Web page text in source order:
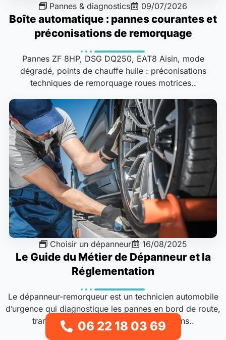
Pannes & diagnostics 09/07/2026
Boîte automatique : pannes courantes et
préconisations de remorquage
Pannes ZF 8HP, DSG DQ250, EAT8 Aisin, mode
dégradé, points de chauffe huile : préconisations
techniques de remorquage roues motrices..
Choisir un dépanneur 16/08/2025
Le Guide du Métier de Dépanneur et la
Réglementation
Le dépanneur-remorqueur est un technicien automobile
d’urgence qui diagnostique les pannes en bord de route,
transporte les véhicules immobilisés sans..
06 22 18 03 69